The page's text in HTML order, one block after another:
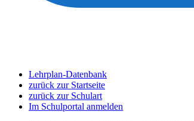
Lehrplan-Datenbank
zurück zur Startseite
zurück zur Schulart
Im Schulportal anmelden